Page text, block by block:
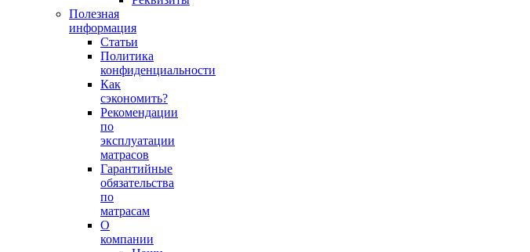
Полезная
информация
Статьи
Политика
конфиденциальности
Как
сэкономить?
Рекомендации
по
эксплуатации
матрасов
Гарантийные
обязательства
по
матрасам
О
компании